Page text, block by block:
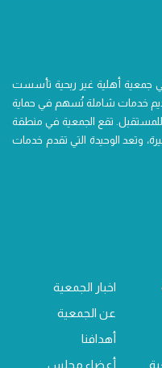
جمعية أهلية غير ربحية تأسست
خدمات شاملة تُسهم في حماية
للمستقبل. تقع الجمعية في منطقة
وتعد الوحيدة التي تقدم خدمات
اخبار الجمعية
عن الجمعية
أهدافنا
أعضاء مجلس